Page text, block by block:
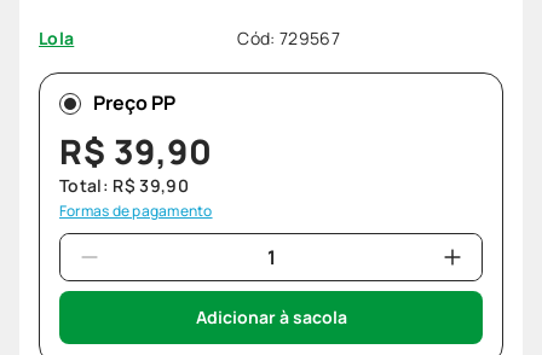
Lola Cód: 729567
Preço PP
R$ 39,90
Total: R$ 39,90
Formas de pagamento
Adicionar à sacola